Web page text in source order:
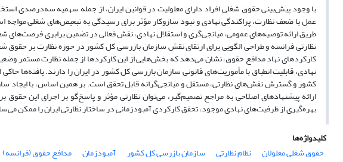
با وجود پیش‌بینی حقوق شغلی افراد دارای معلولیت در قوانین ایران، از جمله سهمیه سه‌درصدی
عمل با ضعف نظارت، پراکندگی نهادی و نبود سازوکار مؤثر برای رسیدگی به تبعیض‌های شغلی مواجه
طریق ارائه توصیه‌های عمومی، میانجی‌گری و استقلال نهادی، نقش فعالی در تضمین برابری فرصت‌های
نظارتی فرانسه و طراحی الگویی برای ارتقای نقش سازمان بازرسی کل کشور در حوزه نظارت بر حقوق
کارکردهای نهاد مدافع حقوق، نشان می‌دهد که بخش‌هایی از این کارکردها از جمله نظارت مستمر
نهادی، قابلیت انطباق با مأموریت‌های قانونی سازمان بازرسی کل کشور در ایران را دارند.یافته‌ها
کشور و گسترش نقش‌های نظارتی، مستقل و میانجی‌گرانه قابل تحقق است. بر همین اساس، با ایجاد
ارائه پیشنهادهای اصلاحی به مراجع تصمیم‌گیر، می‌توان نظارتی مؤثر و پاسخ‌گو بر اجرای این
بهره‌گیری از ظرفیت‌های نهادی موجود، تحقق کارکردی آمبودزمانی در ساختار نظارتی ایران را ممکن
کلیدواژه‌ها
حقوق شغلی معلولان
نظام نظارتی سازمان بازرسی کل کشور آمبودزمان
مدافع حقوق (فرانسه)